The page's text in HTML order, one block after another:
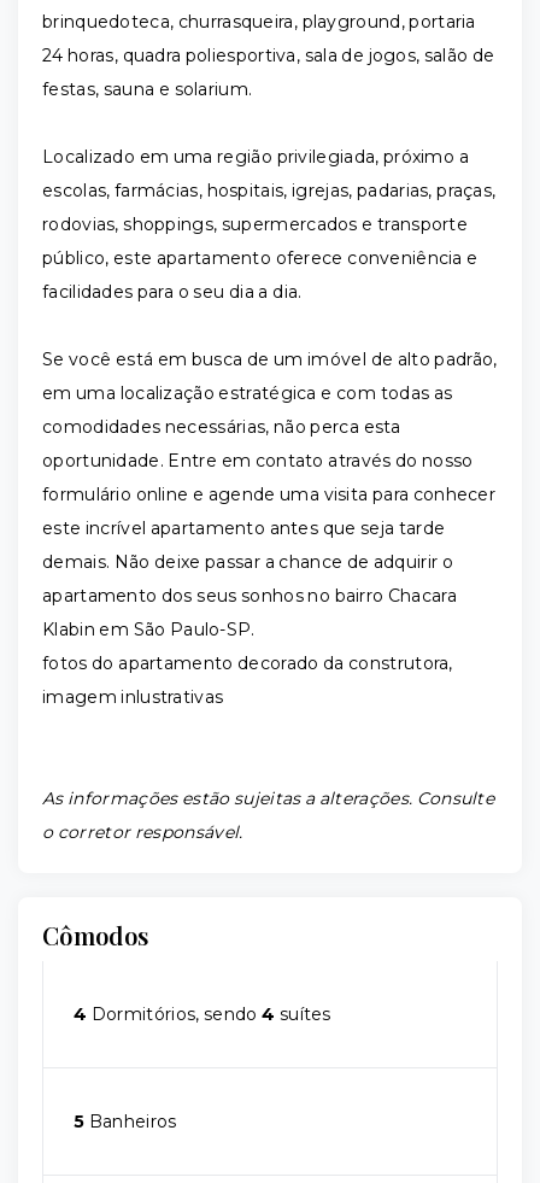
brinquedoteca, churrasqueira, playground, portaria
24 horas, quadra poliesportiva, sala de jogos, salão de
festas, sauna e solarium.
Localizado em uma região privilegiada, próximo a
escolas, farmácias, hospitais, igrejas, padarias, praças,
rodovias, shoppings, supermercados e transporte
público, este apartamento oferece conveniência e
facilidades para o seu dia a dia.
Se você está em busca de um imóvel de alto padrão,
em uma localização estratégica e com todas as
comodidades necessárias, não perca esta
oportunidade. Entre em contato através do nosso
formulário online e agende uma visita para conhecer
este incrível apartamento antes que seja tarde
demais. Não deixe passar a chance de adquirir o
apartamento dos seus sonhos no bairro Chacara
Klabin em São Paulo-SP.
fotos do apartamento decorado da construtora,
imagem inlustrativas
As informações estão sujeitas a alterações. Consulte
o corretor responsável.
Cômodos
4 Dormitórios, sendo4 suítes
5 Banheiros